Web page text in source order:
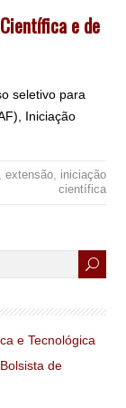
e de
seletivo para
Iniciação
, extensão, iniciação
científica
e Tecnológica
de